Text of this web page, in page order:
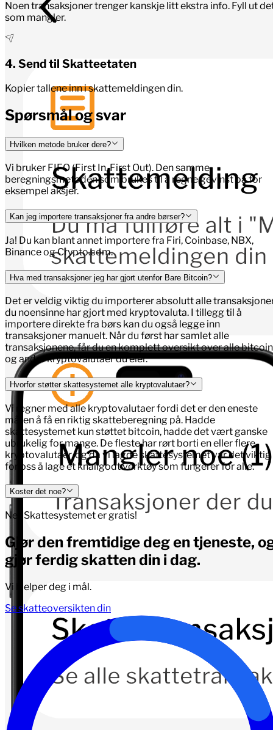
Noen transaksjoner trenger kanskje litt ekstra info. Fyll ut
som mangler.
4. Send til Skatteetaten
Kopier tallene inn i skattemeldingen din.
Spørsmål og svar
Hvilken metode bruker dere?
Vi bruker FIFO (First In, First Out). Den samme
beregningsmetoden som brukes til å regne gevinst på for
eksempel aksjer.
Kan jeg importere transaksjoner fra andre børser?
Ja! Du kan blant annet importere fra Firi, Coinbase, NBX,
Binance og Crypto.com.
Hva med transaksjoner jeg har gjort utenfor Bare Bitcoin?
Det er veldig viktig du importerer absolutt alle
du noensinne har gjort med kryptovaluta. I tillegg til å
importere direkte fra børs kan du også legge inn
transaksjoner manuelt. Når du først har samlet alle
transaksjonene, får du en komplett oversikt over alle bitcoin
og andre kryptovalutaer du eier.
Hvorfor støtter skattesystemet alle kryptovalutaer?
Vi regner med alle kryptovalutaer fordi det er den eneste
måten å få en riktig skatteberegning på. Hadde
skattesystemet kun støttet bitcoin, hadde det vært ganske
ubrukelig for mange. De fleste har rørt borti en eller flere
kryptovalutaer, og da vi lagde skattesystemet var det viktig
for oss å lage et knallgodt verktøy som fungerer for alle.
Koster det noe?
Nei. Skattesystemet er gratis!
Gjør den fremtidige deg en tjeneste,
gjør ferdig skatten din i dag.
Vi hjelper deg i mål.
Se skatteoversikten din